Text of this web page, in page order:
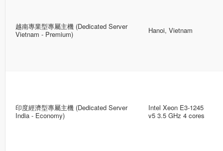
越南專業型專屬主機 (Dedicated Server
Vietnam - Premium)
Hanoi, Vietnam
印度經濟型專屬主機 (Dedicated Server
India - Economy)
Intel Xeon E3-1245
v5 3.5 GHz 4 cores